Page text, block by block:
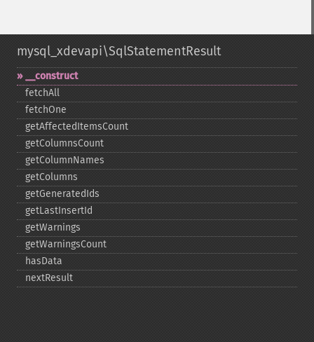
mysql_xdevapi\SqlStatementResult
_​_​construct
fetchAll
fetchOne
getAffectedItemsCount
getColumnsCount
getColumnNames
getColumns
getGeneratedIds
getLastInsertId
getWarnings
getWarningsCount
hasData
nextResult